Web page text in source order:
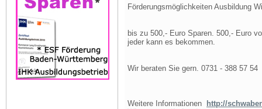
Förderungsmöglichkeiten Ausbildung
bis zu 500,- Euro Sparen. 500,- Euro
jeder kann es bekommen.
Wir beraten Sie gern. 0731 - 388 57 54
Weitere Informationen
http://